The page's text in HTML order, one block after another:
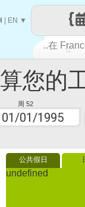
工
周 52
公共假日
undefined
让
..在
EN ▼